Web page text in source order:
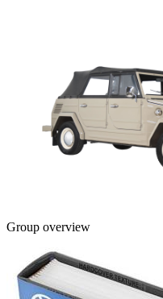
Group overview